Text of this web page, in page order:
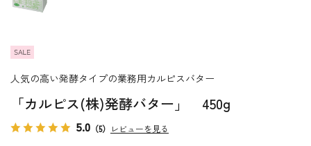
「カルピス(株)発酵バター」 450g
5.0 （5） レビューを見る
人気の高い発酵タイプの業務用カルピスバター